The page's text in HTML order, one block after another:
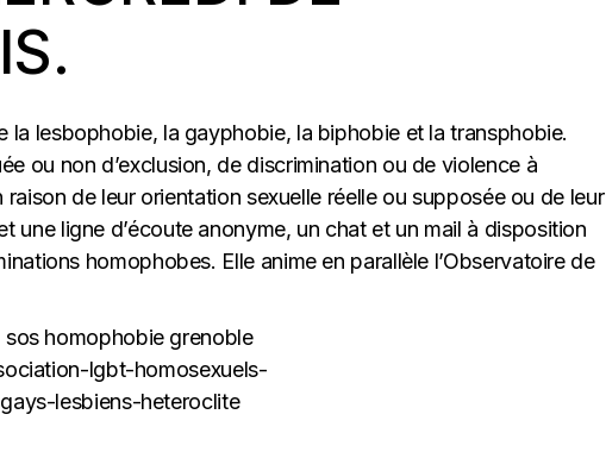
la lesbophobie, la gayphobie, la biphobie et la transphobie.
ou non d’exclusion, de discrimination ou de violence à
raison de leur orientation sexuelle réelle ou supposée ou de leur
une ligne d’écoute anonyme, un chat et un mail à disposition
homophobes. Elle anime en parallèle l’Observatoire de